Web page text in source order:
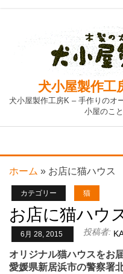
content
犬小屋製作工
犬小屋製作工房K – 手作りの
小屋のこ
ホーム » お店に猫ハウス
カテゴリー 猫
お店に猫ハウ
6月 28, 2015 投稿者:
オリジナル猫ハウスをお
愛媛県新居浜市の警察署